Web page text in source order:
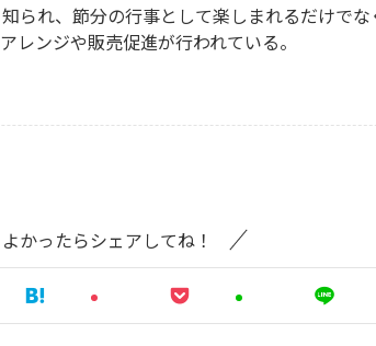
られ、節分の行事として楽しまれるだけで
レンジや販売促進が行われている。
よかったらシェアしてね！